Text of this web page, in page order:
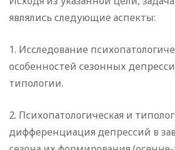
являлись следующие аспекты:
1. Исследование
особенностей сезонных
типологии.
2. Психопатологическая и
дифференциация депрессий в